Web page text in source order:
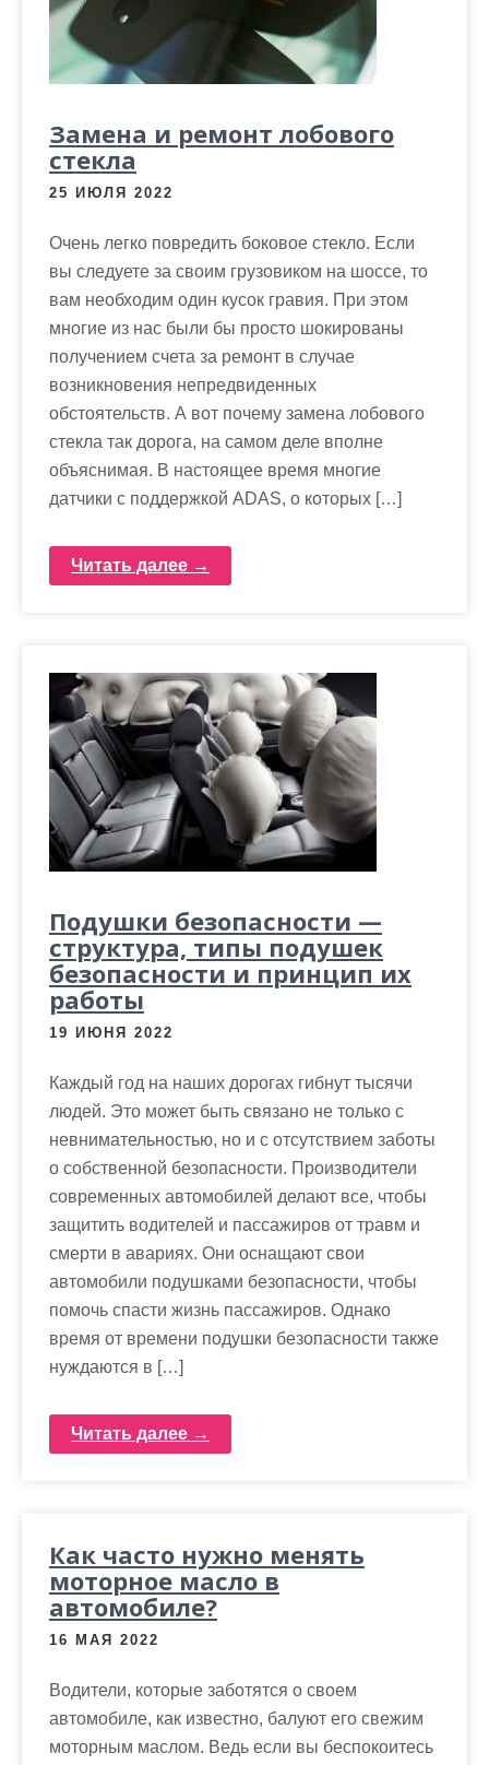
Замена и ремонт лобового
стекла
25 ИЮЛЯ 2022
Очень легко повредить боковое стекло. Если
вы следуете за своим грузовиком на шоссе, то
вам необходим один кусок гравия. При этом
многие из нас были бы просто шокированы
получением счета за ремонт в случае
возникновения непредвиденных
обстоятельств. А вот почему замена лобового
стекла так дорога, на самом деле вполне
объяснимая. В настоящее время многие
датчики с поддержкой ADAS, о которых […]
Читать далее →
Подушки безопасности —
структура, типы подушек
безопасности и принцип их
работы
19 ИЮНЯ 2022
Каждый год на наших дорогах гибнут тысячи
людей. Это может быть связано не только с
невнимательностью, но и с отсутствием заботы
о собственной безопасности. Производители
современных автомобилей делают все, чтобы
защитить водителей и пассажиров от травм и
смерти в авариях. Они оснащают свои
автомобили подушками безопасности, чтобы
помочь спасти жизнь пассажиров. Однако
время от времени подушки безопасности также
нуждаются в […]
Читать далее →
Как часто нужно менять
моторное масло в
автомобиле?
16 МАЯ 2022
Водители, которые заботятся о своем
автомобиле, как известно, балуют его свежим
моторным маслом. Ведь если вы беспокоитесь